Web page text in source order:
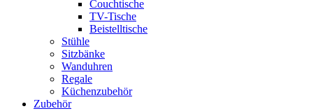
Couchtische
TV-Tische
Beistelltische
Stühle
Sitzbänke
Wanduhren
Regale
Küchenzubehör
Zubehör